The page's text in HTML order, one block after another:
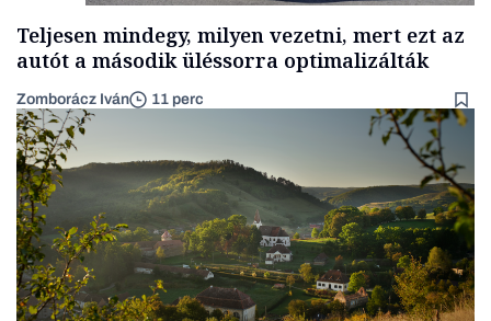
Teljesen mindegy, milyen vezetni, mert ezt az
autót a második üléssorra optimalizálták
Zomborácz Iván 11 perc